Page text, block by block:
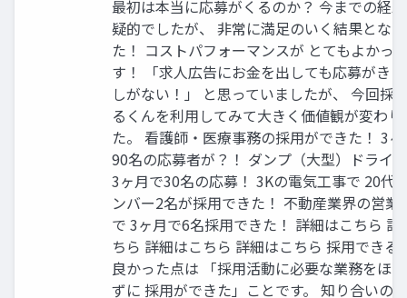
最初は本当に応募がくるのか？ 今までの経
疑的でしたが、 ⾮常に満⾜のいく結果とな
た！ コストパフォーマンスが とてもよかっ
す！ 「求⼈広告にお⾦を出しても応募がき
しがない！」 と思っていましたが、 今回採
るくんを利⽤してみて⼤きく価値観が変わり
た。 看護師‧医療事務の採⽤ができた！ 3
90名の応募者が？！ ダンプ（⼤型）ドライ
3ヶ⽉で30名の応募！ 3Kの電気⼯事で 20代
ンバー2名が採⽤できた！ 不動産業界の営
で 3ヶ⽉で6名採⽤できた！ 詳細はこちら 詳
ちら 詳細はこちら 詳細はこちら 採⽤できる
良かった点は 「採⽤活動に必要な業務をほ
ずに 採⽤ができた」ことです。 知り合いの